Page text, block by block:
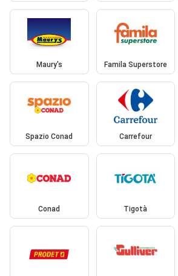
Maury's Famila Superstore
Spazio Conad Carrefour
Conad Tigotà